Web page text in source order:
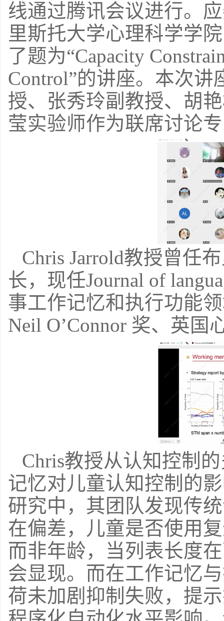
线通过腾讯会议进行。
里斯托大学心理科学学
了题为“Capacity
Control”的讲座。本次讲
授、张秀玲副教授、胡
莹实验师作为联席讨论
Chris Jarrold教授曾任
长，现任Journal of
事工作记忆和执行功能
Neil O’Connor 奖、英国
Chris教授从认知控制
记忆对儿童认知控制的
研究中，其团队发现传
在偏差， 儿童是否使用
而非年龄，当列表长度
会显现。而在工作记忆
荷未加剧抑制失败，提